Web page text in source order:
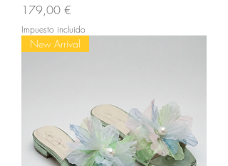
Precio
179,00 €
Impuesto incluido
New Arrival